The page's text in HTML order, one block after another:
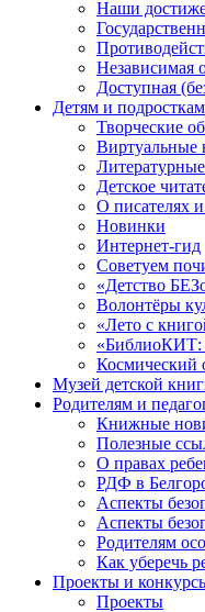
Наши
Независимая
Доступная
Детям и подросткам
Творческие
Виртуальные
Детское
О писателях
Новинки
Интернет-гид
Советуем
«Детство
Волонтёры
«Лето с
«БиблиоКИТ:
Космический
Музей детской
Родителям и
Книжные
Полезные
О правах
РДФ в
Аспекты
Аспекты
Родителям
Как уберечь
Проекты и
Проекты